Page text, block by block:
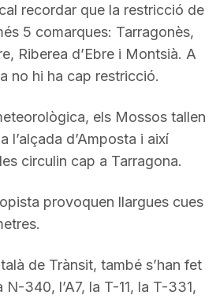
recordar que la restricció de
5 comarques: Tarragonès,
Riberea d’Ebre i Montsià. A
no hi ha cap restricció.
els Mossos tallen
l’alçada d’Amposta i així
circulin cap a Tarragona.
provoquen llargues cues
de Trànsit, també s’han fet
340, l’A7, la T-11, la T-331,